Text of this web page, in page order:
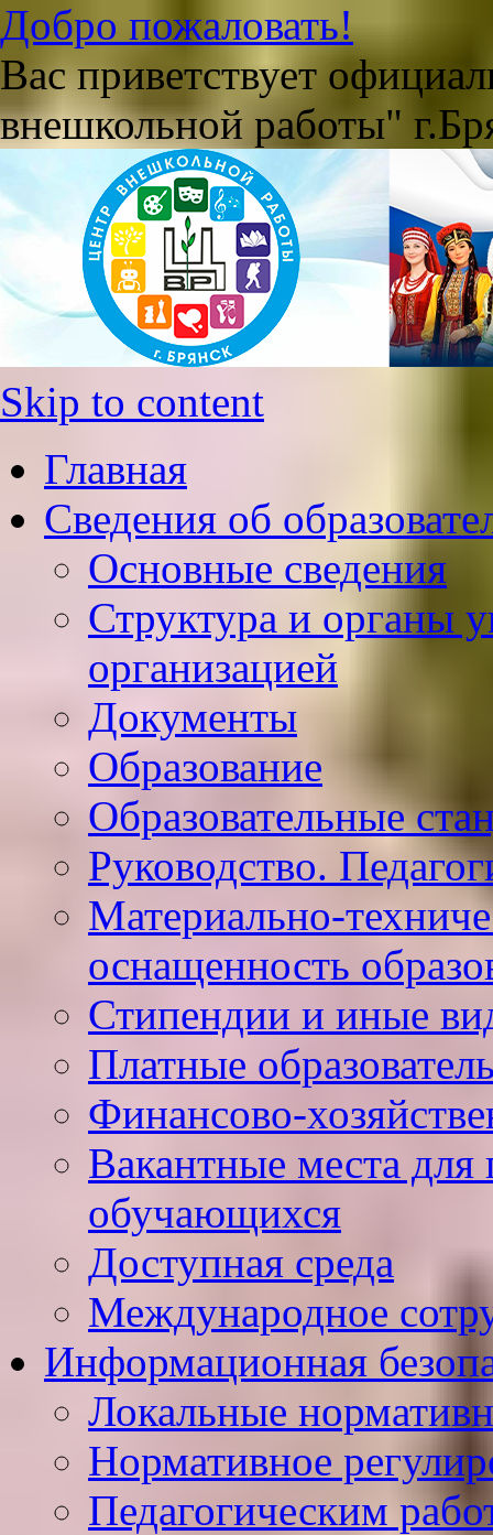
Добро пожаловать!
Вас приветствует
внешкольной работы"
Skip to content
Главная
Сведения об
Основные сведения
Структура и органы
организацией
Документы
Образование
Образовательные
Руководство.
Материально-
оснащенность
Стипендии и иные
Платные
Финансово-
Вакантные места для
обучающихся
Доступная среда
Международное
Информационная
Локальные
Нормативное
Педагогическим